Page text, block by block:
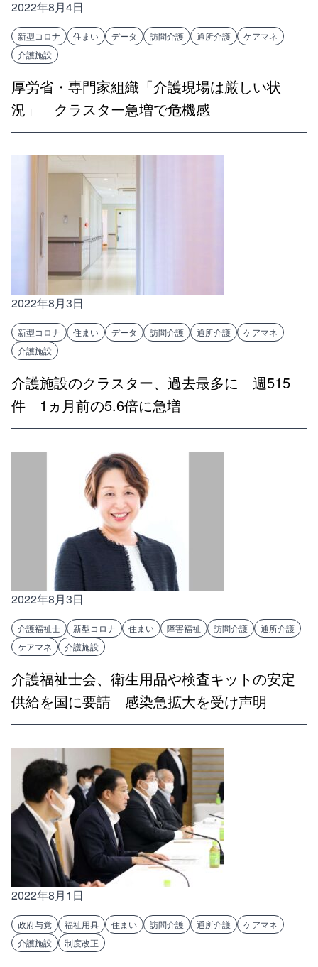
2022年8月4日
新型コロナ 住まい データ 訪問介護 通所介護
ケアマネ
介護施設
厚労省・専門家組織「介護現場は厳しい状
況」 クラスター急増で危機感
2022年8月3日
新型コロナ 住まい データ 訪問介護 通所介護
ケアマネ
介護施設
介護施設のクラスター、過去最多に 週515
件 1ヵ月前の5.6倍に急増
2022年8月3日
介護福祉士 新型コロナ 住まい 障害福祉 訪問介護
通所介護
ケアマネ
介護施設
介護福祉士会、衛生用品や検査キットの安定
供給を国に要請 感染急拡大を受け声明
2022年8月1日
政府与党 福祉用具 住まい 訪問介護 通所介護
ケアマネ
介護施設
制度改正